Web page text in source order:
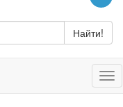
Найти!